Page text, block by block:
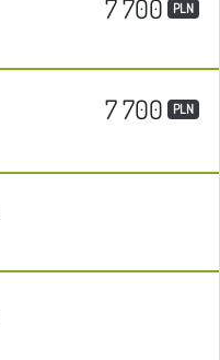
7 700 PLN
7 700 PLN